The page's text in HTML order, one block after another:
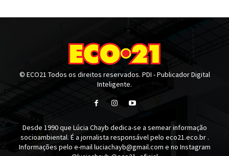
© ECO21 Todos os direitos reservados. PDI - Publicador Digital
Inteligente.
Desde 1990 que Lúcia Chayb dedica-se a semear informação
socioambiental. É a jornalista responsável pelo eco21.eco.br .
Informações pelo e-mail luciachayb@gmail.com e no Instagram